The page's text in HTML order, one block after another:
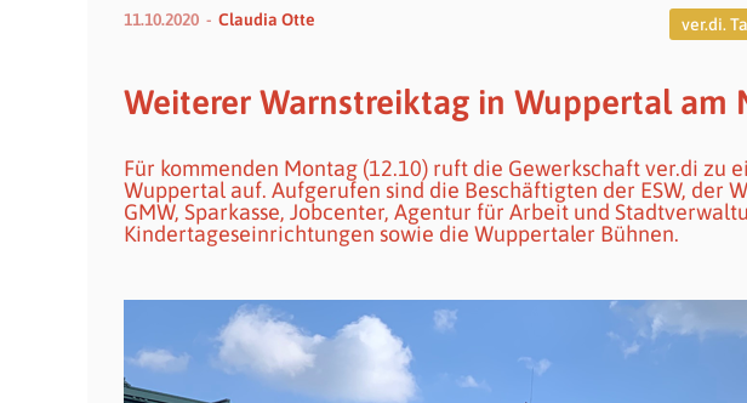
11.10.2020 Claudia Otte ver.di.
Weiterer Warnstreiktag in Wuppertal am
Für kommenden Montag (12.10) ruft die Gewerkschaft ver.di zu
Wuppertal auf. Aufgerufen sind die Beschäftigten der ESW, der
GMW, Sparkasse, Jobcenter, Agentur für Arbeit und
Kindertageseinrichtungen sowie die Wuppertaler Bühnen.